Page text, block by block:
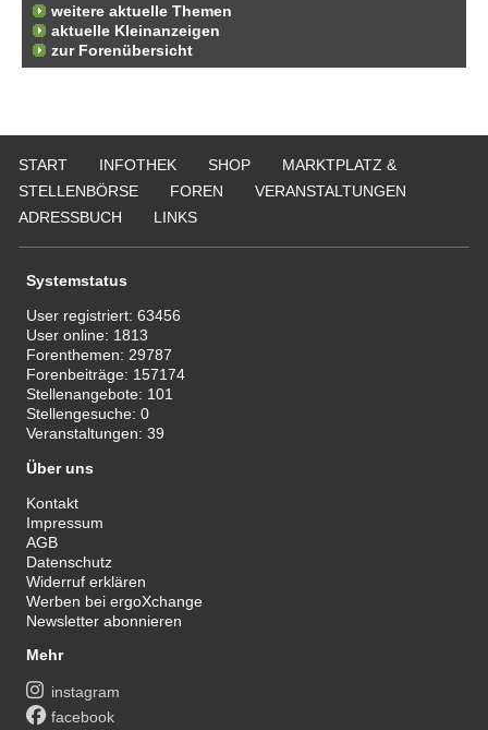
weitere aktuelle Themen
aktuelle Kleinanzeigen
zur Forenübersicht
START INFOTHEK SHOP
MARKTPLATZ &
STELLENBÖRSE
FOREN
VERANSTALTUNGEN
ADRESSBUCH
LINKS
Systemstatus
User registriert:63456
User online: 1813
Forenthemen: 29787
Forenbeiträge: 157174
Stellenangebote: 101
Stellengesuche:0
Veranstaltungen:39
Über uns
Kontakt
Impressum
AGB
Datenschutz
Widerruf erklären
Werben bei ergoXchange
Newsletter abonnieren
Mehr
instagram
facebook